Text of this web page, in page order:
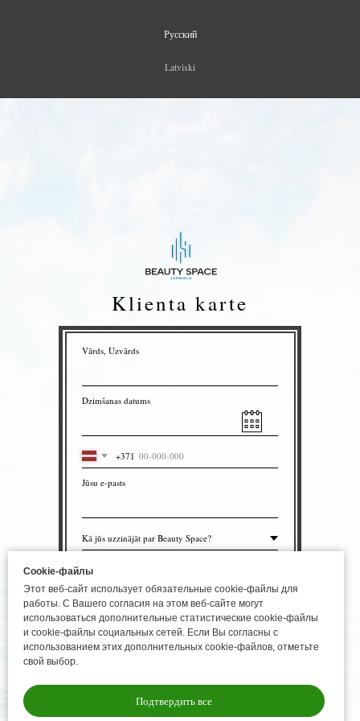
Русский
Latviski
Klienta karte
Paldies par atbildēm.
Vārds, Uzvārds
Dzimšanas datums
+371
Jūsu e-pasts
Nosūtīt
Cookie-файлы
Этот веб-сайт использует обязательные cookie-файлы для
работы. С Вашего согласия на этом веб-сайте могут
использоваться дополнительные статистические cookie-файлы
и cookie-файлы социальных сетей. Если Вы согласны с
использованием этих дополнительных cookie-файлов, отметьте
свой выбор.
Подтвердить все